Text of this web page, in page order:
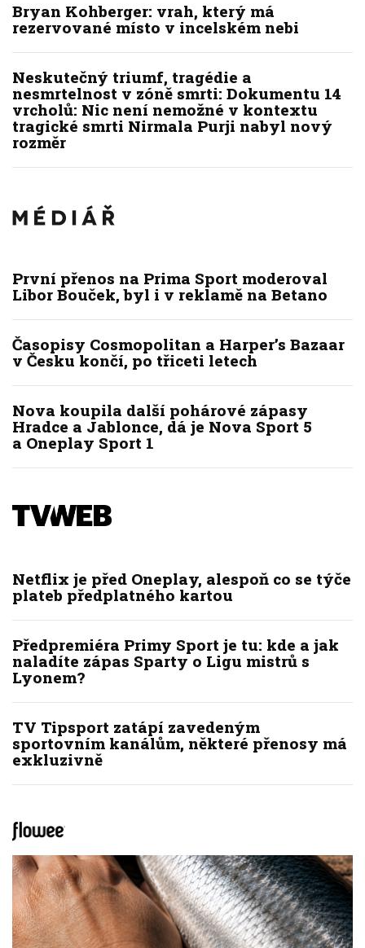
Bryan Kohberger: vrah, který má
rezervované místo v incelském nebi
Neskutečný triumf, tragédie a
nesmrtelnost v zóně smrti: Dokumentu 14
vrcholů: Nic není nemožné v kontextu
tragické smrti Nirmala Purji nabyl nový
rozměr
První přenos na Prima Sport moderoval
Libor Bouček, byl i v reklamě na Betano
Časopisy Cosmopolitan a Harper’s Bazaar
v Česku končí, po třiceti letech
Nova koupila další pohárové zápasy
Hradce a Jablonce, dá je Nova Sport 5
a Oneplay Sport 1
Netflix je před Oneplay, alespoň co se týče
plateb předplatného kartou
Předpremiéra Primy Sport je tu: kde a jak
naladíte zápas Sparty o Ligu mistrů s
Lyonem?
TV Tipsport zatápí zavedeným
sportovním kanálům, některé přenosy má
exkluzivně